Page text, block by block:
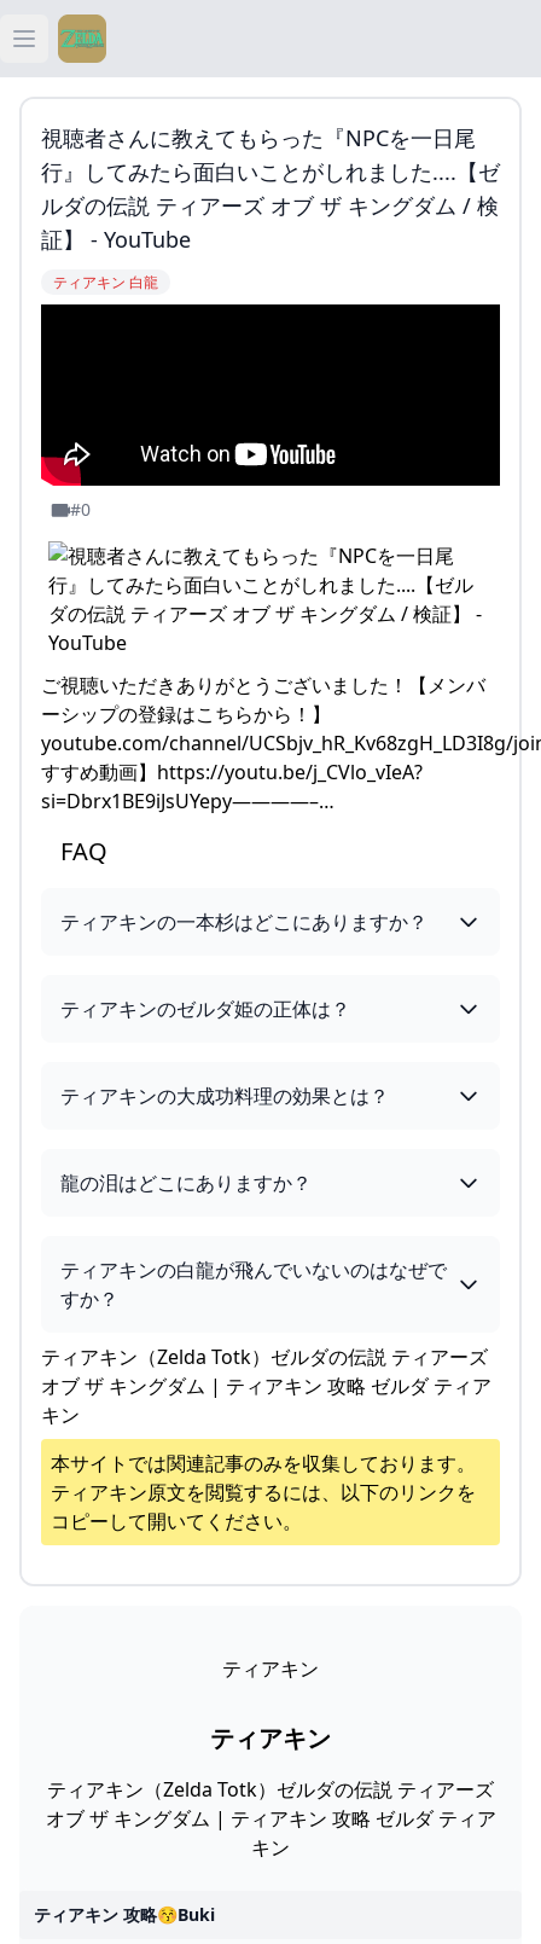
Open main menu
ティアキン
ティアキン 祠
ティアキン 武器
視聴者さんに教えてもらった『NPCを一日尾
行』してみたら面白いことがしれました....【ゼ
ルダの伝説 ティアーズ オブ ザ キングダム / 検
証】 - YouTube
ティアキン 白龍
#0
ご視聴いただきありがとうございました！【メンバ
ーシップの登録はこちらから！】
youtube.com/channel/UCSbjv_hR_Kv68zgH_LD3I8g/
すすめ動画】https://youtu.be/j_CVlo_vIeA?
si=Dbrx1BE9iJsUYepy————–…
FAQ
ティアキンの一本杉はどこにありますか？
ティアキンのゼルダ姫の正体は？
ティアキンの大成功料理の効果とは？
龍の泪はどこにありますか？
ティアキンの白龍が飛んでいないのはなぜで
すか？
ティアキン（Zelda Totk）ゼルダの伝説 ティアーズ
オブ ザ キングダム | ティアキン 攻略 ゼルダ ティア
キン
本サイトでは関連記事のみを収集しております。
ティアキン原文を閲覧するには、以下のリンクを
コピーして開いてください。
ティアキン
ティアキン
ティアキン（Zelda Totk）ゼルダの伝説 ティアーズ
オブ ザ キングダム | ティアキン 攻略 ゼルダ ティア
キン
ティアキン 攻略😚buki